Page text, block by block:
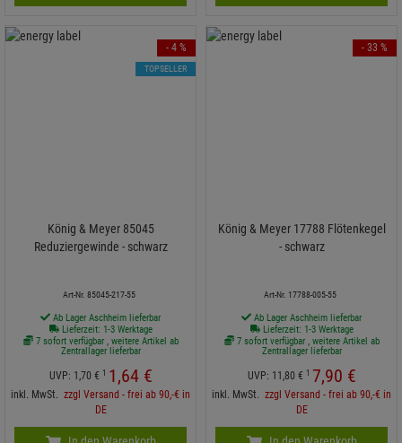
König & Meyer 85045
Reduziergewinde - schwarz
Art-Nr. 85045-217-55
Ab Lager Aschheim lieferbar
Lieferzeit: 1-3 Werktage
7 sofort verfügbar , weitere Artikel ab
Zentrallager lieferbar
UVP: 1,70 € 1 1,64 €
inkl. MwSt. zzgl Versand - frei ab 90,-€ in
DE
- 4 %
TOPSELLER
König & Meyer 17788 Flötenkegel
- schwarz
Art-Nr. 17788-005-55
Ab Lager Aschheim lieferbar
Lieferzeit: 1-3 Werktage
7 sofort verfügbar , weitere Artikel ab
Zentrallager lieferbar
UVP: 11,80 € 1 7,90 €
inkl. MwSt. zzgl Versand - frei ab 90,-€ in
DE
- 33 %